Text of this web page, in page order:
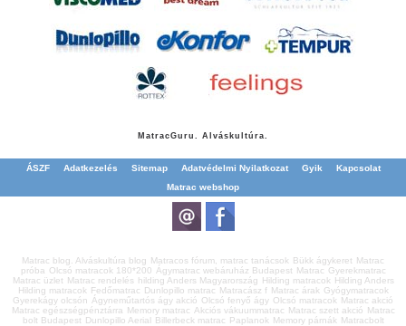
MatracGuru. Alváskultúra.
ÁSZF Adatkezelés Sitemap Adatvédelmi Nyilatkozat Gyik
Kapcsolat
Matrac webshop
Matrac blog. Alváskultúra blog Matracos fórum, matrac tanácsok Bükk ágykeret Matrac
próba Olcsó matracok 180*200 Ágymatrac webáruház Budapest Matrac Gyerekmatrac
Matrac üzlet Matrac rendelés hilding Anders Magyarország Hilding matracok Hilding Anders
Hilding matracok Fedőmatrac Dunlopillo matrac Matracász f Matrac árak Gyógymatracok
Gyerekágy olcsón Ágyneműtartós ágy akció Olcsó fenyő ágy Olcsó matracok Matrac akció
Matrac egészségpénztárra Memory matrac Akciós vákuummatrac Matrac szett akció Matrac
bolt Budapest Dunlopillo Aerial Billerbeck matrac Paplanok Memory párnák Matracbolt